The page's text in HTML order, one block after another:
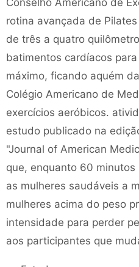
Conselho Americano de
rotina avançada de
de três a quatro
batimentos cardíacos
máximo, ficando aquém
Colégio Americano de
exercícios aeróbicos.
estudo publicado na
"Journal of American
que, enquanto 60
as mulheres saudáveis ​​a
mulheres acima do peso
intensidade para perder
aos participantes que